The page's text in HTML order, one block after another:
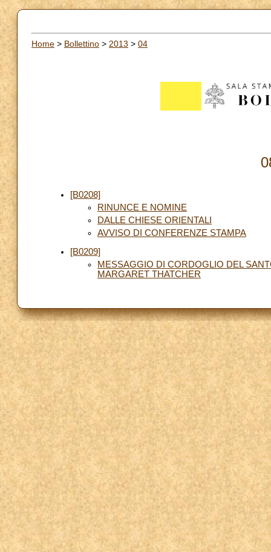
Home > Bollettino > 2013 > 04
[B0208]
RINUNCE E NOMINE
DALLE CHIESE ORIENTALI
AVVISO DI CONFERENZE STAMPA
[B0209]
MESSAGGIO DI CORDOGLIO DEL
MARGARET THATCHER